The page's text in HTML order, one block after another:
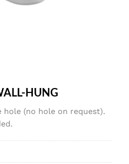
HUNG
hole (no hole on request).